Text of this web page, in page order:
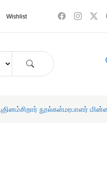
Wishlist
சிறார் நூல்கள்மரபாளர்